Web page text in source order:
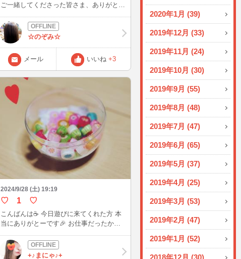
2020年1月 (39)
2019年12月 (33)
2019年11月 (24)
2019年10月 (30)
2019年9月 (55)
2019年8月 (48)
2019年7月 (47)
2019年6月 (65)
2019年5月 (37)
2019年4月 (25)
2019年3月 (53)
2019年2月 (47)
2019年1月 (52)
2018年12月 (30)
ご一緒してくださった皆さま、ありがとう
1番！ メールもいただきました♡ タイミ
ング合わず、申し訳ありません😢 また水
曜、木曜とログインする予定です♪ お時間
ありましたら、一緒に楽しい癒しの時間を
過ごしたいです💓 お互いに楽しく🩵
☆のぞみ☆
メール いいね +3
2024/9/28 (土) 19:19
♡ 1 ♡
こんばんは☕️ 今日遊びに来てくれた方 本
当にありがとーです🎉 お仕事だったから
💣 がんばります😊🎶 この飴わかる方いる
かな？ 京都物産展で買いました💕 美味し
+♪まにゃ♪+